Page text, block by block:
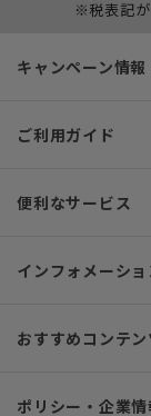
※税表記
キャンペーン情報
ご利用ガイド
便利なサービス
インフォメーショ
おすすめコンテン
ポリシー・企業情